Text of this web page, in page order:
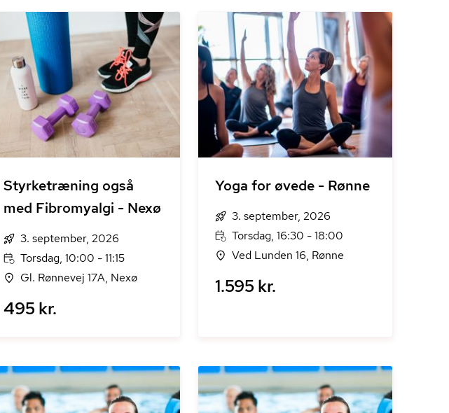
Styrketræning også
med Fibromyalgi - Nexø
3. september, 2026
Torsdag, 10:00 - 11:15
Gl. Rønnevej 17A, Nexø
495 kr.
Yoga for øvede - Rønne
3. september, 2026
Torsdag, 16:30 - 18:00
Ved Lunden 16, Rønne
1.595 kr.